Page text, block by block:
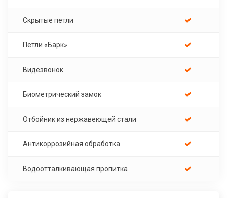
Скрытые петли
Петли «Барк»
Видезвонок
Биометрический замок
Отбойник из нержавеющей стали
Антикоррозийная обработка
Водоотталкивающая пропитка